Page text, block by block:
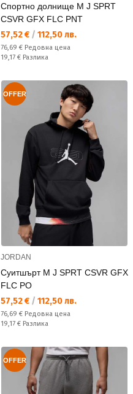
Спортно долнище M J SPRT
CSVR GFX FLC PNT
Текуща цена:
57,52 € / 112,50 лв.
Редовна цена:
76,69 € Редовна цена
Спестявате:
19,17 € Разлика
OFFER
JORDAN
Суитшърт M J SPRT CSVR GFX
FLC PO
Текуща цена:
57,52 € / 112,50 лв.
Редовна цена:
76,69 € Редовна цена
Спестявате:
19,17 € Разлика
OFFER